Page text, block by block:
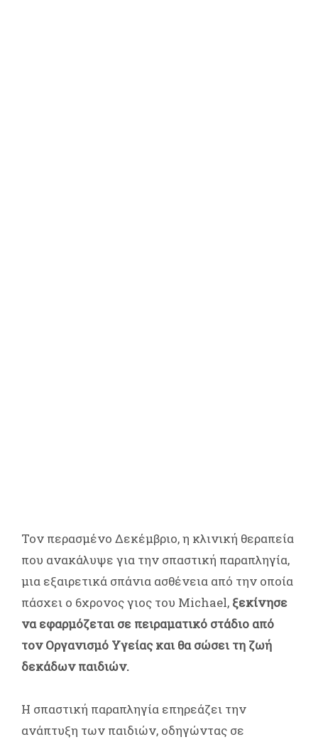
Τον περασμένο Δεκέμβριο, η κλινική θεραπεία
που ανακάλυψε για την σπαστική παραπληγία,
μια εξαιρετικά σπάνια ασθένεια από την οποία
πάσχει ο 6χρονος γιος του Michael, ξεκίνησε
να εφαρμόζεται σε πειραματικό στάδιο από
τον Οργανισμό Υγείας και θα σώσει τη ζωή
δεκάδων παιδιών.
Η σπαστική παραπληγία επηρεάζει την
ανάπτυξη των παιδιών, οδηγώντας σε